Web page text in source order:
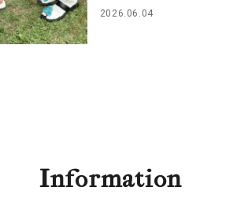
2026.06.04
Information